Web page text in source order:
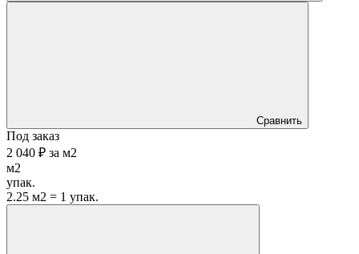
Сравнить
Под заказ
2 040 ₽ за м2
м2
упак.
2.25 м2 = 1 упак.